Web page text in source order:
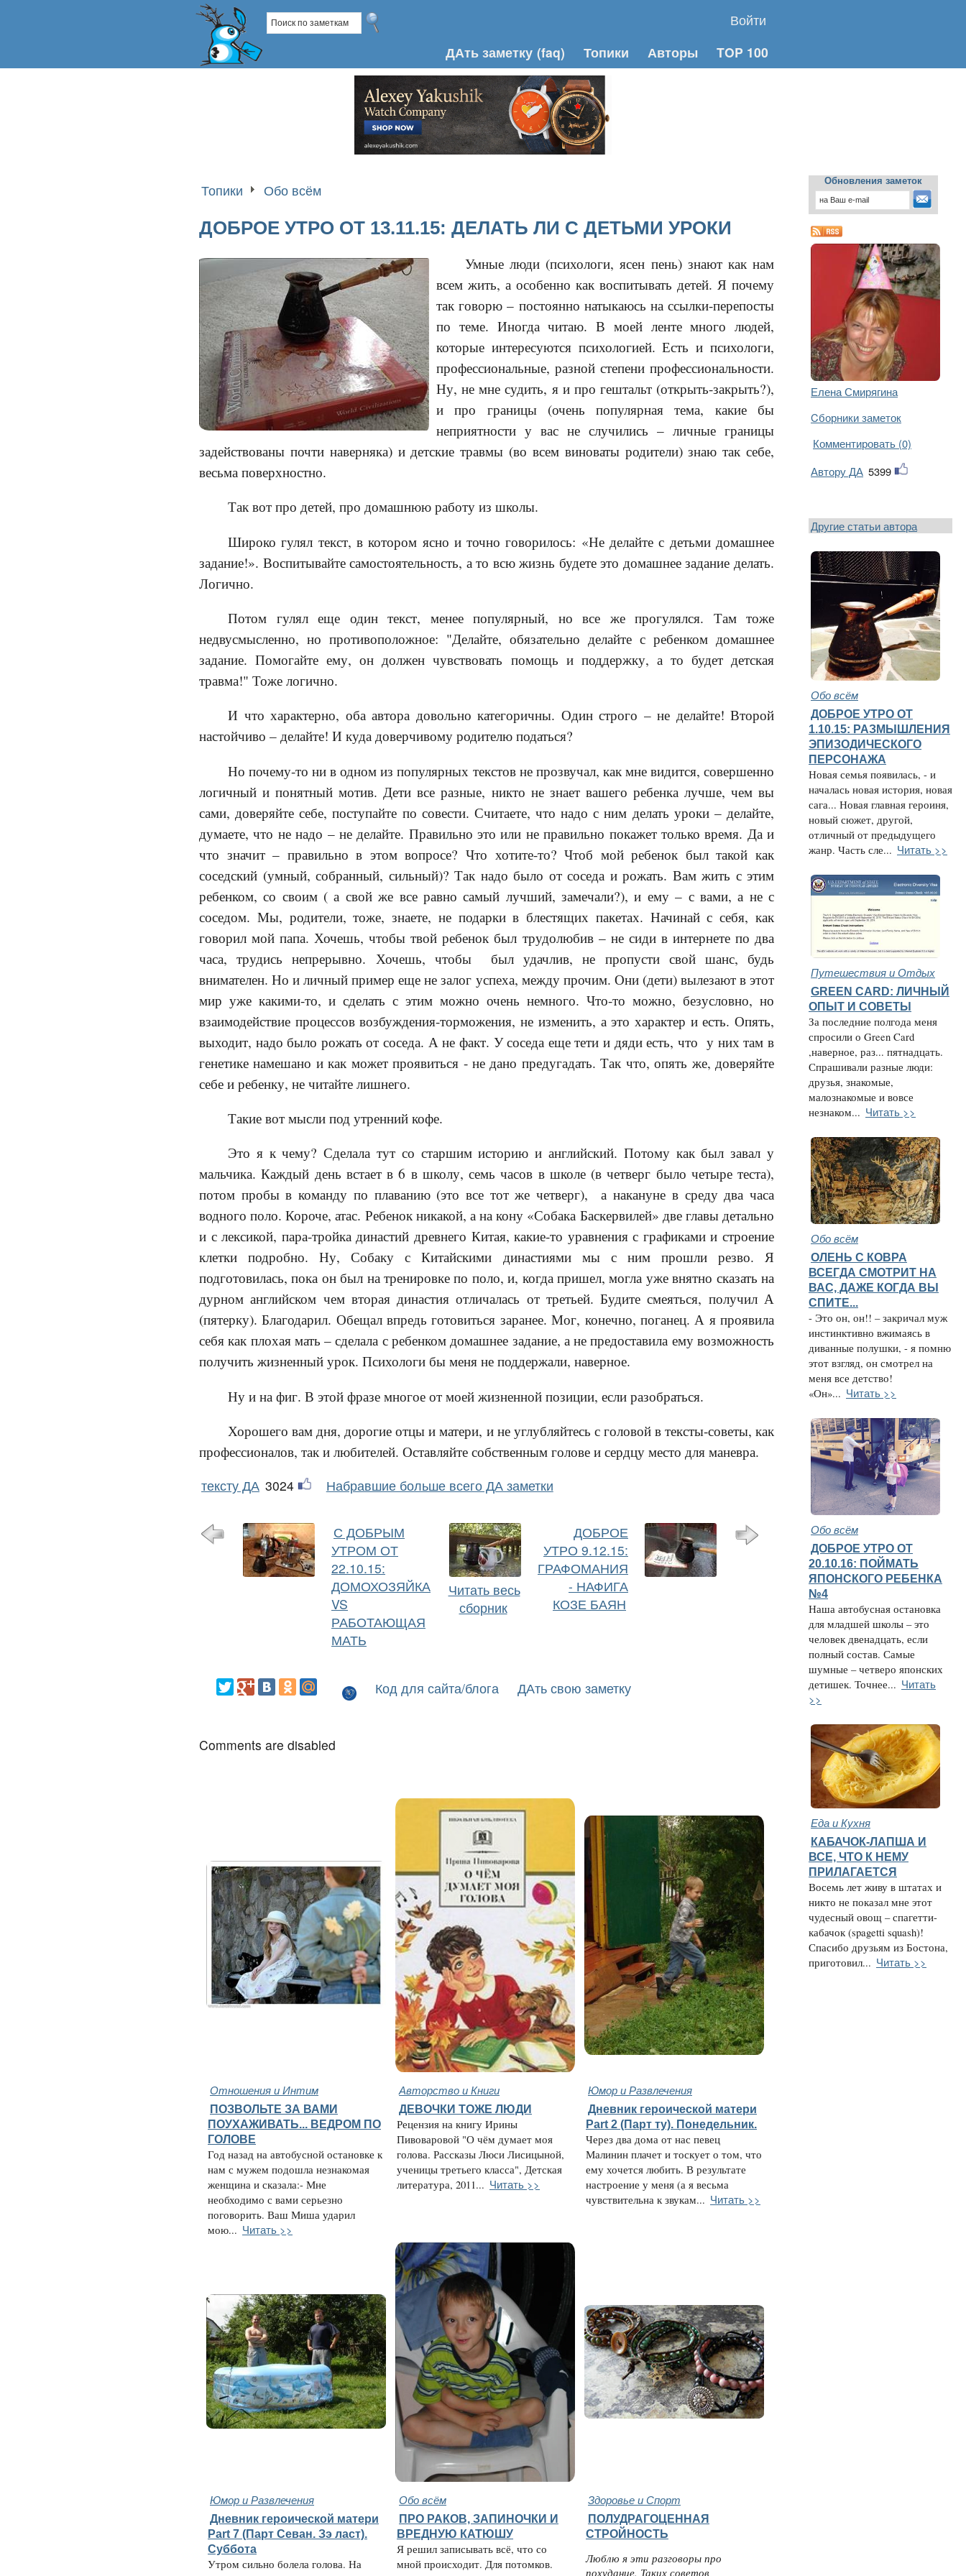
Войти
ДАть заметку (faq) Топики Авторы TOP 100
Топики Обо всём
ДОБРОЕ УТРО ОТ 13.11.15: ДЕЛАТЬ ЛИ С ДЕТЬМИ УРОКИ
Умные люди (психологи, ясен пень) знают как нам
всем жить, а особенно как воспитывать детей. Я почему
так говорю – постоянно натыкаюсь на ссылки-перепосты
по теме. Иногда читаю. В моей ленте много людей,
которые интересуются психологией. Есть и психологи,
профессиональные, разной степени профессиональности.
Ну, не мне судить, я и про гештальт (открыть-закрыть?),
и про границы (очень популярная тема, какие бы
неприятности у вас не случились – личные границы
задействованы почти наверняка) и детские травмы (во всем виноваты родители) знаю так себе,
весьма поверхностно.
Так вот про детей, про домашнюю работу из школы.
Широко гулял текст, в котором ясно и точно говорилось: «Не делайте с детьми домашнее
задание!». Воспитывайте самостоятельность, а то всю жизнь будете это домашнее задание делать.
Логично.
Потом гулял еще один текст, менее популярный, но все же прогулялся. Там тоже
недвусмысленно, но противоположное: "Делайте, обязательно делайте с ребенком домашнее
задание. Помогайте ему, он должен чувствовать помощь и поддержку, а то будет детская
травма!" Тоже логично.
И что характерно, оба автора довольно категоричны. Один строго – не делайте! Второй
настойчиво – делайте! И куда доверчивому родителю податься?
Но почему-то ни в одном из популярных текстов не прозвучал, как мне видится, совершенно
логичный и понятный мотив. Дети все разные, никто не знает вашего ребенка лучше, чем вы
сами, доверяйте себе, поступайте по совести. Считаете, что надо с ним делать уроки – делайте,
думаете, что не надо – не делайте. Правильно это или не правильно покажет только время. Да и
что значит – правильно в этом вопросе? Что хотите-то? Чтоб мой ребенок был такой как
соседский (умный, собранный, сильный)? Так надо было от соседа и рожать. Вам жить с этим
ребенком, со своим ( а свой же все равно самый лучший, замечали?), и ему – с вами, а не с
соседом. Мы, родители, тоже, знаете, не подарки в блестящих пакетах. Начинай с себя, как
говорил мой папа. Хочешь, чтобы твой ребенок был трудолюбив – не сиди в интернете по два
часа, трудись непрерывно. Хочешь, чтобы был удачлив, не пропусти свой шанс, будь
внимателен. Но и личный пример еще не залог успеха, между прочим. Они (дети) вылезают в этот
мир уже какими-то, и сделать с этим можно очень немного. Что-то можно, безусловно, но
взаимодействие процессов возбуждения-торможения, не изменить, а это характер и есть. Опять,
выходит, надо было рожать от соседа. А не факт. У соседа еще тети и дяди есть, что у них там в
генетике намешано и как может проявиться - не дано предугадать. Так что, опять же, доверяйте
себе и ребенку, не читайте лишнего.
Такие вот мысли под утренний кофе.
Это я к чему? Сделала тут со старшим историю и английский. Потому как был завал у
мальчика. Каждый день встает в 6 в школу, семь часов в школе (в четверг было четыре теста),
потом пробы в команду по плаванию (это все тот же четверг), а накануне в среду два часа
водного поло. Короче, атас. Ребенок никакой, а на кону «Собака Баскервилей» две главы детально
и с лексикой, пара-тройка династий древнего Китая, какие-то уравнения с графиками и строение
клетки подробно. Ну, Собаку с Китайскими династиями мы с ним прошли резво. Я
подготовилась, пока он был на тренировке по поло, и, когда пришел, могла уже внятно сказать на
дурном английском чем вторая династия отличалась от третьей. Будите смеяться, получил А
(пятерку). Благодарил. Обещал впредь готовиться заранее. Мог, конечно, поганец. А я проявила
себя как плохая мать – сделала с ребенком домашнее задание, а не предоставила ему возможность
получить жизненный урок. Психологи бы меня не поддержали, наверное.
Ну и на фиг. В этой фразе многое от моей жизненной позиции, если разобраться.
Хорошего вам дня, дорогие отцы и матери, и не углубляйтесь с головой в тексты-советы, как
профессионалов, так и любителей. Оставляйте собственным голове и сердцу место для маневра.
тексту ДА 3024 Набравшие больше всего ДА заметки
С ДОБРЫМ
УТРОМ ОТ
22.10.15:
ДОМОХОЗЯЙКА
VS
РАБОТАЮЩАЯ
МАТЬ
Читать весь
сборник
ДОБРОЕ
УТРО 9.12.15:
ГРАФОМАНИЯ
- НАФИГА
КОЗЕ БАЯН
Код для сайта/блога ДАть свою заметку
Comments are disabled
Отношения и Интим Авторство и Книги Юмор и Развлечения
ПОЗВОЛЬТЕ ЗА ВАМИ
ПОУХАЖИВАТЬ... ВЕДРОМ ПО
ГОЛОВЕ
Год назад на автобусной остановке к
нам с мужем подошла незнакомая
женщина и сказала:- Мне
необходимо с вами серьезно
поговорить. Ваш Миша ударил
мою... Читать >>
ДЕВОЧКИ ТОЖЕ ЛЮДИ
Рецензия на книгу Ирины
Пивоваровой "О чём думает моя
голова. Рассказы Люси Лисицыной,
ученицы третьего класса", Детская
литература, 2011... Читать >>
Дневник героической матери
Part 2 (Парт ту). Понедельник.
Через два дома от нас певец
Малинин плачет и тоскует о том, что
ему хочется любить. В результате
настроение у меня (а я весьма
чувствительна к звукам... Читать >>
Юмор и Развлечения Обо всём Здоровье и Спорт
Дневник героической матери
Part 7 (Парт Севан. Зэ ласт).
Суббота
Утром сильно болела голова. На
ПРО РАКОВ, ЗАПИНОЧКИ И
ВРЕДНУЮ КАТЮШУ
Я решил записывать всё, что со
мной происходит. Для потомков.
ПОЛУДРАГОЦЕННАЯ
СТРОЙНОСТЬ
Люблю я эти разговоры про
похудание. Таких советов
Обновления заметок
Елена Смирягина
Cборники заметок
Комментировать (0)
Автору ДА 5399
Другие статьи автора
Обо всём
ДОБРОЕ УТРО ОТ
1.10.15: РАЗМЫШЛЕНИЯ
ЭПИЗОДИЧЕСКОГО
ПЕРСОНАЖА
Новая семья появилась, - и
началась новая история, новая
сага... Новая главная героиня,
новый сюжет, другой,
отличный от предыдущего
жанр. Часть сле... Читать >>
Путешествия и Отдых
GREEN CARD: ЛИЧНЫЙ
ОПЫТ И СОВЕТЫ
За последние полгода меня
спросили о Green Card
,наверное, раз... пятнадцать.
Спрашивали разные люди:
друзья, знакомые,
малознакомые и вовсе
незнаком... Читать >>
Обо всём
ОЛЕНЬ С КОВРА
ВСЕГДА СМОТРИТ НА
ВАС, ДАЖЕ КОГДА ВЫ
СПИТЕ...
- Это он, он!! – закричал муж
инстинктивно вжимаясь в
диванные полушки, - я помню
этот взгляд, он смотрел на
меня все детство!
«Он»... Читать >>
Обо всём
ДОБРОЕ УТРО ОТ
20.10.16: ПОЙМАТЬ
ЯПОНСКОГО РЕБЕНКА
№4
Наша автобусная остановка
для младшей школы – это
человек двенадцать, если
полный состав. Самые
шумные – четверо японских
детишек. Точнее... Читать
>>
Еда и Кухня
КАБАЧОК-ЛАПША И
ВСЕ, ЧТО К НЕМУ
ПРИЛАГАЕТСЯ
Восемь лет живу в штатах и
никто не показал мне этот
чудесный овощ – спагетти-
кабачок (spagetti squash)!
Спасибо друзьям из Бостона,
приготовил... Читать >>